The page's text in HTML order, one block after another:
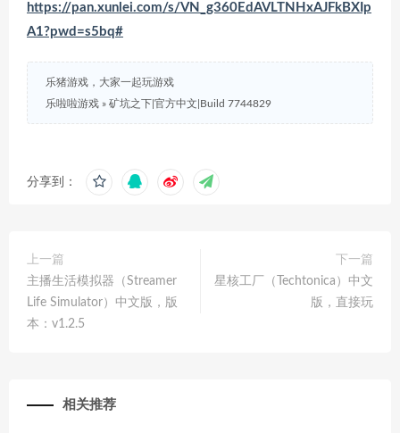
https://pan.xunlei.com/s/VN_g360EdAVLTNHxAJFkBXIp
A1?pwd=s5bq#
乐猪游戏，大家一起玩游戏
乐啦啦游戏 » 矿坑之下|官方中文|Build 7744829
分享到：
上一篇
主播生活模拟器（Streamer
Life Simulator）中文版，版
本：v1.2.5
下一篇
星核工厂（Techtonica）中文
版，直接玩
相关推荐